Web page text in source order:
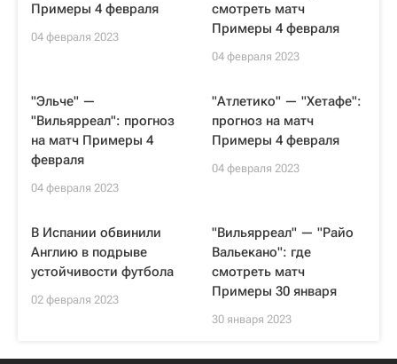
Примеры 4 февраля
04 февраля 2023
смотреть матч
Примеры 4 февраля
04 февраля 2023
"Эльче" —
"Вильярреал": прогноз
на матч Примеры 4
февраля
04 февраля 2023
"Атлетико" — "Хетафе":
прогноз на матч
Примеры 4 февраля
04 февраля 2023
В Испании обвинили
Англию в подрыве
устойчивости футбола
02 февраля 2023
"Вильярреал" — "Райо
Вальекано": где
смотреть матч
Примеры 30 января
30 января 2023